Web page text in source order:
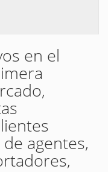
en el
agentes,